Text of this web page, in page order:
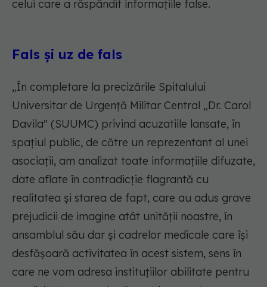
celui care a răspândit informațiile false.
Fals și uz de fals
„În completare la precizările Spitalului
Universitar de Urgență Militar Central „Dr. Carol
Davila" (SUUMC) privind acuzatiile lansate, în
spațiul public, de către un reprezentant al unei
asociații, am analizat toate informațiile difuzate,
date aflate în contradicție flagrantă cu
realitatea și starea de fapt, care au adus grave
prejudicii de imagine atât unității noastre, în
ansamblul său dar și cadrelor medicale care își
desfășoară activitatea în acest sistem, sens în
care ne vom adresa instituțiilor abilitate pentru